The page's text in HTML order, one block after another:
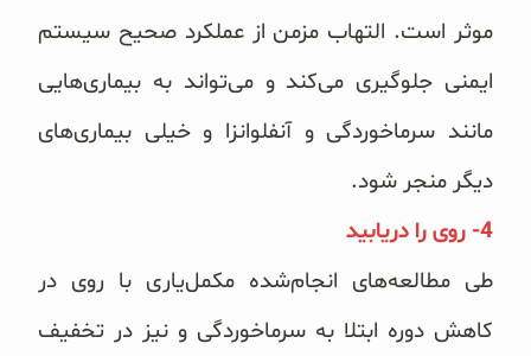
موثر است. التهاب مزمن از عملکرد صحیح سیستم
ایمنی جلوگیری می‌کند و می‌تواند به بیماری‌هایی
مانند سرماخوردگی و آنفلوانزا و خیلی بیماری‌های
دیگر منجر شود.
4- روی را دریابید
طی مطالعه‌های انجام‌شده مکمل‌یاری با روی در
کاهش دوره ابتلا به سرماخوردگی و نیز در تخفیف